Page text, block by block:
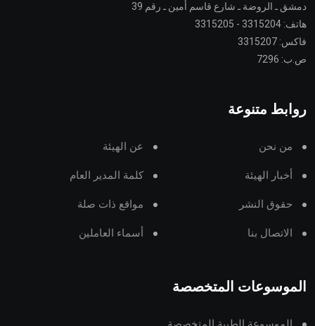
دمشق ـ الروضة ـ شارع قاسم أمين ـ رقم 39
هاتف: 3315204 - 3315205
فاكس: 3315207
ص.ب: 7296
روابط متنوعة
من نحن عن الهيئة
أخبار الهيئة كلمة المدير العام
حقوق النشر مواقع ذات صلة
الاتصال بنا أسماء العاملين
الموسوعات المتخصصة